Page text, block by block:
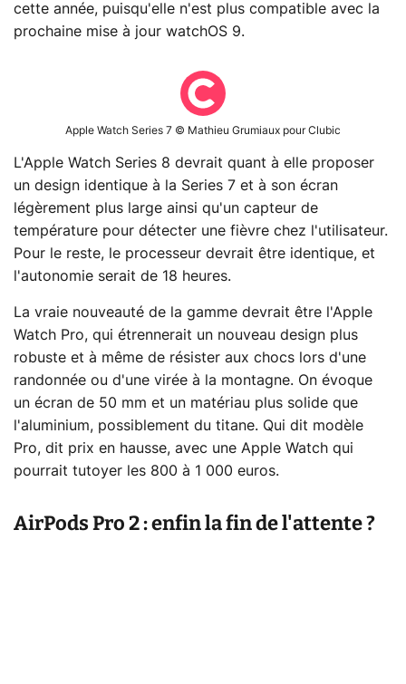
cette année, puisqu'elle n'est plus compatible avec la
prochaine mise à jour watchOS 9.
Apple Watch Series 7 © Mathieu Grumiaux pour Clubic
L'Apple Watch Series 8 devrait quant à elle proposer
un design identique à la Series 7 et à son écran
légèrement plus large ainsi qu'un capteur de
température pour détecter une fièvre chez l'utilisateur.
Pour le reste, le processeur devrait être identique, et
l'autonomie serait de 18 heures.
La vraie nouveauté de la gamme devrait être l'Apple
Watch Pro, qui étrennerait un nouveau design plus
robuste et à même de résister aux chocs lors d'une
randonnée ou d'une virée à la montagne. On évoque
un écran de 50 mm et un matériau plus solide que
l'aluminium, possiblement du titane. Qui dit modèle
Pro, dit prix en hausse, avec une Apple Watch qui
pourrait tutoyer les 800 à 1 000 euros.
AirPods Pro 2 : enfin la fin de l'attente ?